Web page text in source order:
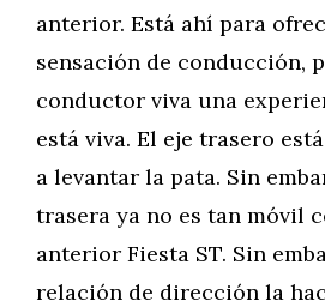
anterior. Está ahí para
sensación de conducción,
conductor viva una
está viva. El eje trasero
a levantar la pata. Sin
trasera ya no es tan móvil
anterior Fiesta ST. Sin
relación de dirección la